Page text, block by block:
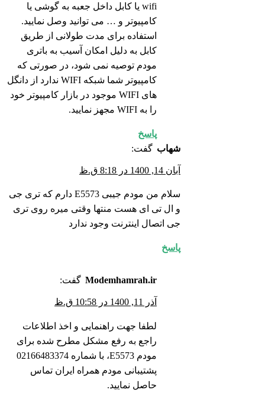
wifi یا کابل داخل جعبه به گوشی یا
کامپیوتر و … می توانید وصل نمایید.
استفاده برای مدت طولانی از طریق
کابل به دلیل امکان آسیب به باتری
مودم توصیه نمی شود، در صورتی که
کامپیوتر شما شبکه WIFI ندارد از دانگل
های WIFI موجود در بازار کامپیوتر خود
را به WIFI مجهز نمایید.
پاسخ
شهاب گفت:
آبان 14, 1400 در 8:18 ق.ظ
سلام من مودم جیبی E5573 دارم که تری جی
و ال تی ای هست منتها وقتی میره روی تری
جی اتصال اینترنت وجود ندارد
پاسخ
Modemhamrah.ir گفت:
آذر 11, 1400 در 10:58 ق.ظ
لطفا جهت راهنمایی و اخذ اطلاعات
راجع به رفع مشکل مطرح شده برای
مودم E5573، با شماره 02166483374
پشتیبانی مودم همراه ایران تماس
حاصل نمایید.